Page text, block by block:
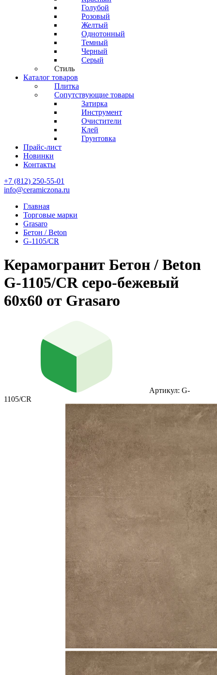
Голубой
Розовый
Желтый
Однотонный
Темный
Черный
Серый
Стиль
Каталог товаров
Плитка
Сопутствующие товары
Затирка
Инструмент
Очистители
Клей
Грунтовка
Прайс-лист
Новинки
Контакты
+7 (812) 250-55-01
info@ceramiczona.ru
Главная
Торговые марки
Grasaro
Бетон / Beton
G-1105/CR
Керамогранит Бетон / Beton
G-1105/CR серо-бежевый
60x60 от Grasaro
Артикул: G-
1105/CR